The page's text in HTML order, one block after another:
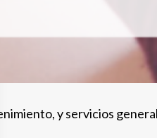
y servicios